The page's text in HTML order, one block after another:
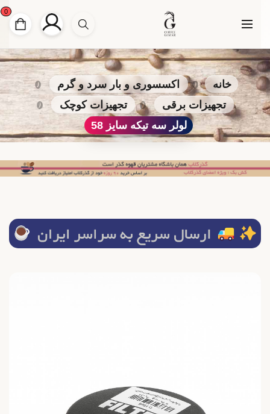
خانه
اکسسوری و بار سرد و گرم
تجهیزات برقی
تجهیزات کوچک
لولر سه تیکه سایز 58